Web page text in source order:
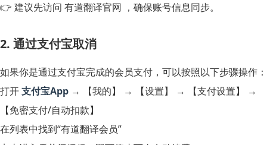
👉 建议先访问 有道翻译官网 ，确保账号信息同步。
2. 通过支付宝取消
如果你是通过支付宝完成的会员支付，可以按照以下步骤操作：
打开支付宝App → 【我的】 → 【设置】 → 【支付设置】 →
【免密支付/自动扣款】
在列表中找到“有道翻译会员”